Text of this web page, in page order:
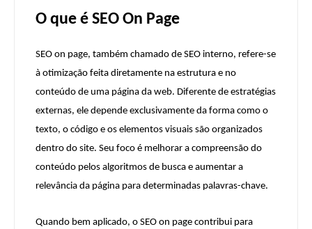
O que é SEO On Page
SEO on page, também chamado de SEO interno, refere-se
à otimização feita diretamente na estrutura e no
conteúdo de uma página da web. Diferente de estratégias
externas, ele depende exclusivamente da forma como o
texto, o código e os elementos visuais são organizados
dentro do site. Seu foco é melhorar a compreensão do
conteúdo pelos algoritmos de busca e aumentar a
relevância da página para determinadas palavras-chave.
Quando bem aplicado, o SEO on page contribui para